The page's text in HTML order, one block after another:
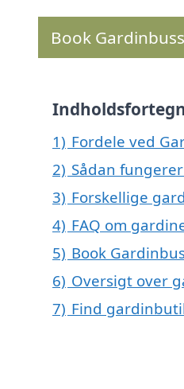
Book
1) Fordele ved
2) Sådan
3) Forskellige
4) FAQ om
5) Book
6) Oversigt over
7) Find